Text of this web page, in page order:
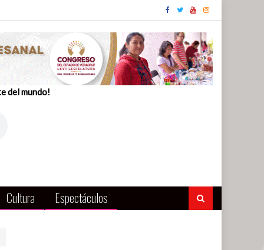
del mundo!
Cultura Espectáculos